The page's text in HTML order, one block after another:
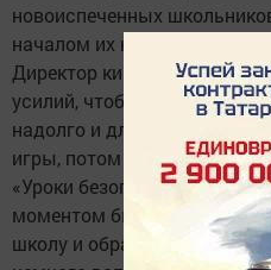
новоиспеченных
началом их нового этапа
Директор киносети
усилий, чтобы этот день
надолго и для этого
игры, потом показали им
«Уроки безопасности», где
моментом было -
школу и обратно и не